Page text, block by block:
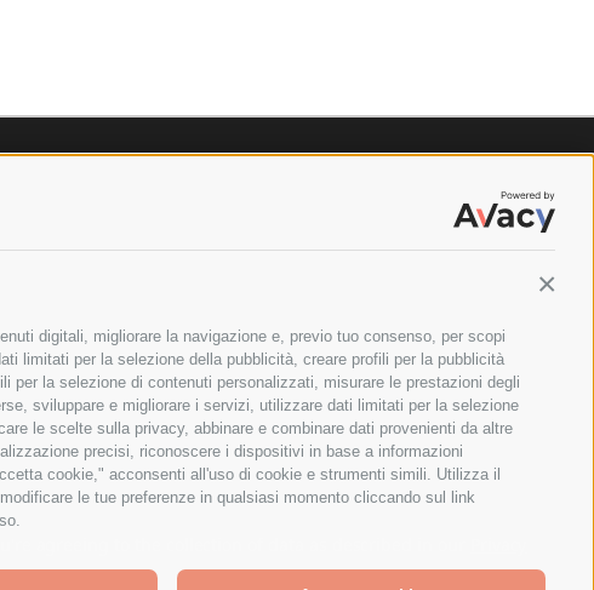
digitali, migliorare la navigazione e, previo tuo consenso, per scopi
limitati per la selezione della pubblicità, creare profili per la pubblicità
la selezione di contenuti personalizzati, misurare le prestazioni degli
sviluppare e migliorare i servizi, utilizzare dati limitati per la selezione
le scelte sulla privacy, abbinare e combinare dati provenienti da altre
precisi, riconoscere i dispositivi in base a informazioni
cookie," acconsenti all'uso di cookie e strumenti simili. Utilizza il
le tue preferenze in qualsiasi momento cliccando sul link